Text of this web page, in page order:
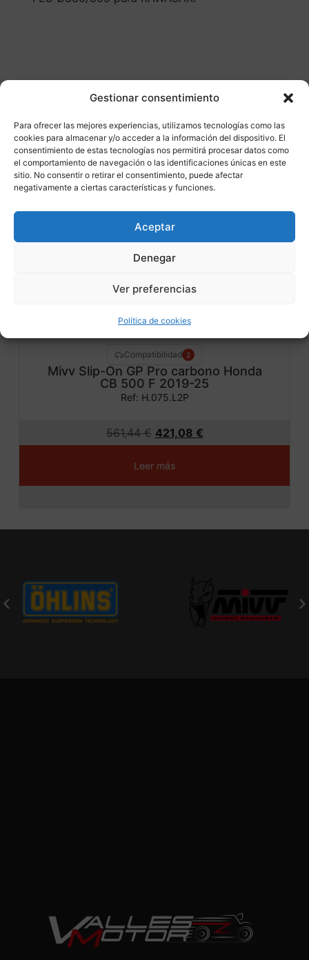
Gestionar consentimiento
Para ofrecer las mejores experiencias, utilizamos tecnologías como las
cookies para almacenar y/o acceder a la información del dispositivo. El
consentimiento de estas tecnologías nos permitirá procesar datos como
el comportamiento de navegación o las identificaciones únicas en este
sitio. No consentir o retirar el consentimiento, puede afectar
negativamente a ciertas características y funciones.
Aceptar
Denegar
Ver preferencias
Política de cookies
Otros productos
CONSULTAR DISPONIBILIDAD
Compatibilidad 2
Mivv Slip-On GP Pro carbono Honda
CB 500 F 2019-25
Ref: H.075.L2P
561,44€ 421,08 €
Leer más